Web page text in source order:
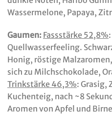
Wassermelone, Papaya,
Gaumen: Fassstärke 52,8%
Quellwasserfeeling.
Honig, röstige
sich zu Milchschokolade,
Trinkstärke 46,3%: Grasig,
Kuchenteig, nach ~8
Aromen von Apfel und